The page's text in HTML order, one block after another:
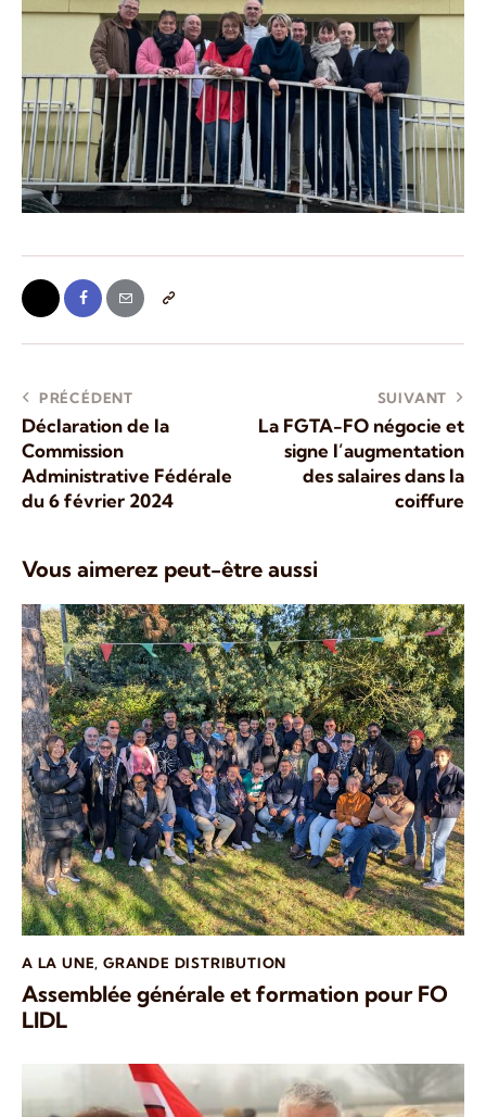
PRÉCÉDENT
Déclaration de la
Commission
Administrative Fédérale
du 6 février 2024
SUIVANT
La FGTA-FO négocie et
signe l’augmentation
des salaires dans la
coiffure
Vous aimerez peut-être aussi
A LA UNE,GRANDE DISTRIBUTION
Assemblée générale et formation pour FO
LIDL